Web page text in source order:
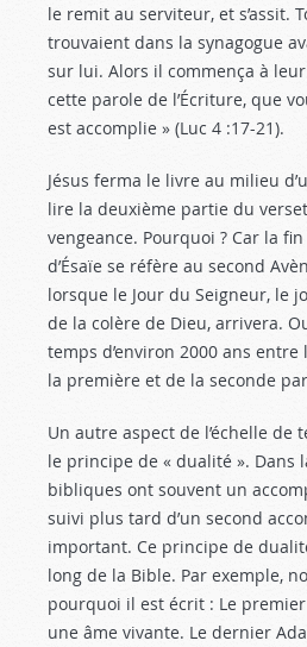
le remit au serviteur, et s’assit.
trouvaient dans la synagogue
sur lui. Alors il commença à
cette parole de l’Écriture, que
est accomplie » (Luc 4 :17-21).
Jésus ferma le livre au milieu
lire la deuxième partie du
vengeance. Pourquoi ? Car la
d’Ésaïe se réfère au second
lorsque le Jour du Seigneur, le
de la colère de Dieu, arrivera.
temps d’environ 2000 ans entre
la première et de la seconde
Un autre aspect de l’échelle
le principe de « dualité ». Dans
bibliques ont souvent un
suivi plus tard d’un second
important. Ce principe de
long de la Bible. Par exemple,
pourquoi il est écrit : Le
une âme vivante. Le dernier